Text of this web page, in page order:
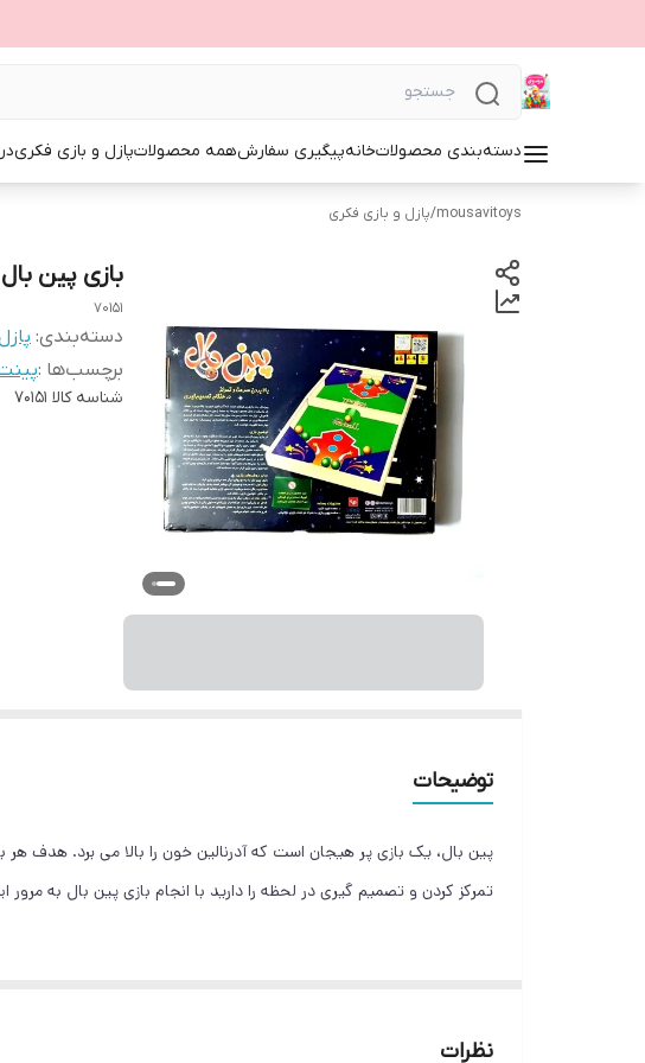
دسته‌بندی محصولاتخانهپیگیری سفارشهمه محصولاتپازل و بازی فکری
mousavitoys
/پازل و بازی فکری
بازی پین بال
70151
دسته‌بندی:
برچسب‌ها :
شناسه کالا 70151
توضیحات
پین بال، یک بازی پر هیجان است که آدرنالین خون را بالا می برد.
تمرکز کردن و تصمیم گیری در لحظه را دارید با انجام بازی پین بال به مرور این مهارت‌ها تقویت خواهند شد. ✅
نظرات